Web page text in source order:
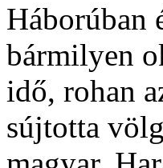
Háborúban
bármilyen
idő, rohan
sújtotta